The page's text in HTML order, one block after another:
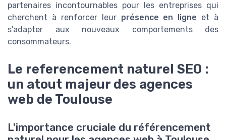
partenaires incontournables pour les entreprises qui
cherchent à renforcer leur présence en ligne et à
s'adapter aux nouveaux comportements des
consommateurs.
Le referencement naturel SEO :
un atout majeur des agences
web de Toulouse
L'importance cruciale du référencement